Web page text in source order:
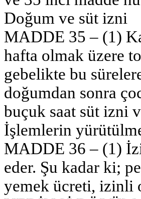
Doğum ve süt izni
MADDE 35 – (1)
hafta olmak üzere
gebelikte bu
doğumdan sonra
buçuk saat süt izni
İşlemlerin
MADDE 36 – (1)
eder. Şu kadar ki;
yemek ücreti, izinli